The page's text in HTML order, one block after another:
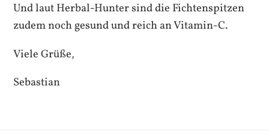
Und laut Herbal-Hunter sind die Fichtenspitzen
zudem noch gesund und reich an Vitamin-C.
Viele Grüße,
Sebastian